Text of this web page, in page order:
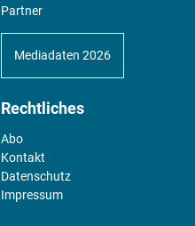
Partner
Mediadaten 2026
Rechtliches
Abo
Kontakt
Datenschutz
Impressum